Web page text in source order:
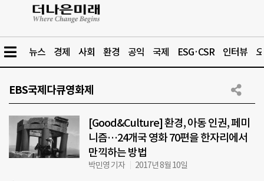
뉴스 경제 사회 환경 공익 국제 ESG·CSR 인터뷰
EBS국제다큐영화제
[Good&Culture] 환경, 아동 인권, 페미
니즘…24개국 영화 70편을 한자리에서
만끽하는 방법
박민영 기자 2017년 8월 10일